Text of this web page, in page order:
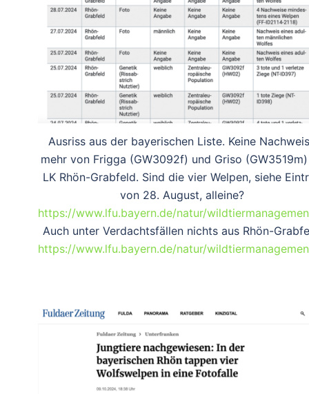
Ausriss aus der bayerischen Liste. Keine
mehr von Frigga (GW3092f) und Griso
LK Rhön-Grabfeld. Sind die vier Welpen, siehe
von 28. August, alleine?
https://www.lfu.bayern.de/natur/
Auch unter Verdachtsfällen nichts aus Rhön-
https://www.lfu.bayern.de/natur/